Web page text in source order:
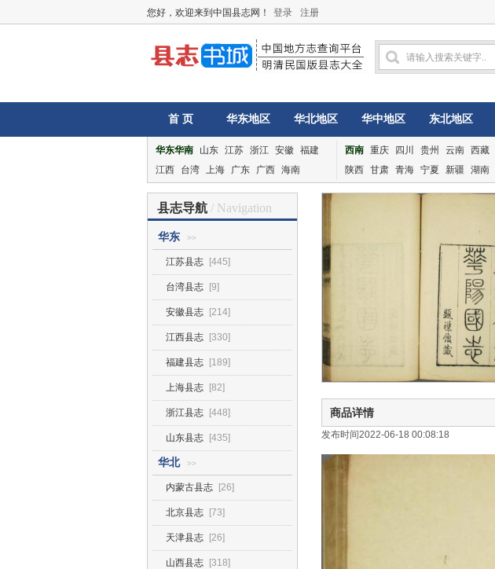
您好，欢迎来到中国县志网！ 登录 注册
首 页 华东地区 华北地区 华中地区 东北地区
华东华南 山东 江苏 浙江 安徽 福建
江西
台湾 上海 广东 广西 海南
西南 重庆 四川 贵州 云南 西藏
陕西 甘肃 青海 宁夏 新疆 湖南
县志导航 / Navigation
华东 >>
江苏县志 [445]
台湾县志 [9]
安徽县志 [214]
江西县志 [330]
福建县志 [189]
上海县志 [82]
浙江县志 [448]
山东县志 [435]
华北 >>
内蒙古县志 [26]
北京县志 [73]
天津县志 [26]
山西县志 [318]
商品详情
发布时间2022-06-18 00:08:18